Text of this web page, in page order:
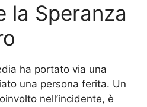
la Speranza
ha portato via una
una persona ferita. Un
nell’incidente, è